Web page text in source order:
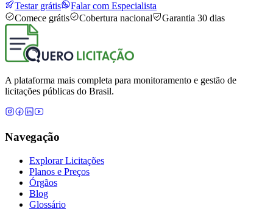
Testar grátis
Falar com Especialista
Comece grátis
Cobertura nacional Garantia 30 dias
A plataforma mais completa para monitoramento e gestão de
licitações públicas do Brasil.
Navegação
Explorar Licitações
Planos e Preços
Órgãos
Blog
Glossário